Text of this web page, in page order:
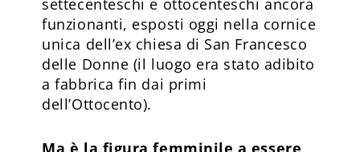
funzionanti, esposti oggi nella cornice
unica dell’ex chiesa di San Francesco
delle Donne (il luogo era stato adibito
a fabbrica fin dai primi
dell’Ottocento).
Ma è la figura femminile a essere